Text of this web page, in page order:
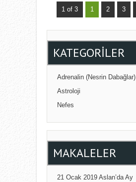
1 of 3 1 2 3
KATEGORILER
Adrenalin (Nesrin Dabağlar)
Astroloji
Nefes
MAKALELER
21 Ocak 2019 Aslan’da Ay